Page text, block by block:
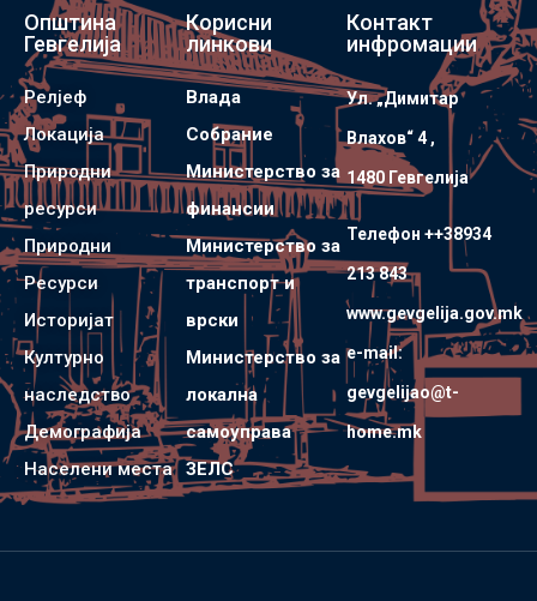
Општина
Гевгелија
Релјеф
Локација
Природни
ресурси
Природни
Ресурси
Историјат
Културно
наследство
Демографија
Населени места
Корисни
линкови
Влада
Собрание
Министерство за
финансии
Министерство за
транспорт и
врски
Министерство за
локална
самоуправа
ЗЕЛС
Контакт
инфромации
Ул. „Димитар
Влахов“ 4 ,
1480 Гевгелијa
Телефон ++38934
213 843
www.gevgelija.gov.mk
e-mail:
gevgelijao@t-
home.mk